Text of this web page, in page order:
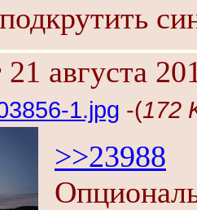
августа
1.jpg -(172
>>23988